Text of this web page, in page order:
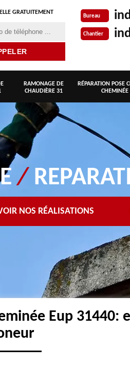
GRATUITEMENT
Bureau
Chantier
RAMONAGE DE
CHAUDIÈRE 31
RÉPARATION POSE
CHEMINÉE
/
NOS RÉALISATIONS
Eup 31440: